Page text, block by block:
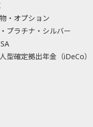
・オプション
プラチナ・シルバー
型確定拠出年金（iDeCo）